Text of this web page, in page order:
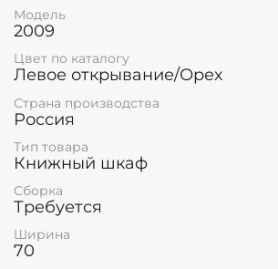
Модель
2009
Цвет по каталогу
Левое открывание/Орех
Страна производства
Россия
Тип товара
Книжный шкаф
Сборка
Требуется
Ширина
70